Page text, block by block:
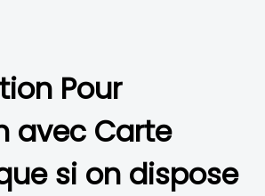
Pour
avec Carte
si on dispose